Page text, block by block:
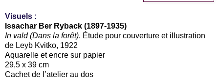
Visuels :
Issachar Ber Ryback (1897-1935)
In vald (Dans la forêt). Étude pour couverture et illustration
de Leyb Kvitko, 1922
Aquarelle et encre sur papier
29,5 x 39 cm
Cachet de l’atelier au dos